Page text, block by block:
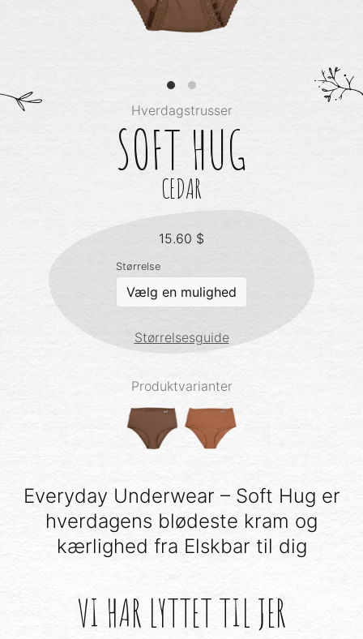
Hverdagstrusser
SOFT HUG
CEDAR
15.60 $
Størrelse
Størrelsesguide
Produktvarianter
Everyday Underwear – Soft Hug er
hverdagens blødeste kram og
kærlighed fra Elskbar til dig
VI HAR LYTTET TIL JER